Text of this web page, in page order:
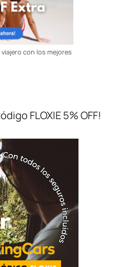
con los mejores
FLOXIE 5% OFF!